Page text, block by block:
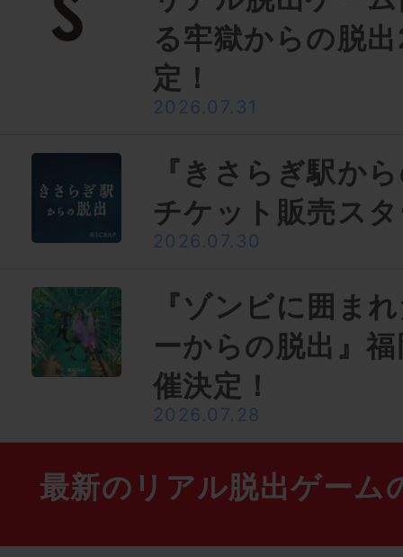
る牢獄からの脱
定！
2026.07.31
『きさらぎ駅か
チケット販売ス
2026.07.30
『ゾンビに囲ま
ーからの脱出』
催決定！
2026.07.28
最新のリアル脱出ゲーム